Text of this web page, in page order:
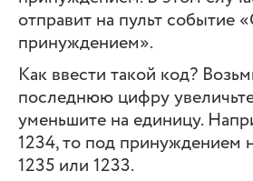
отправит на пульт событие
принуждением».
Как ввести такой код?
последнюю цифру
уменьшите на единицу.
1234, то под принуждением
1235 или 1233.